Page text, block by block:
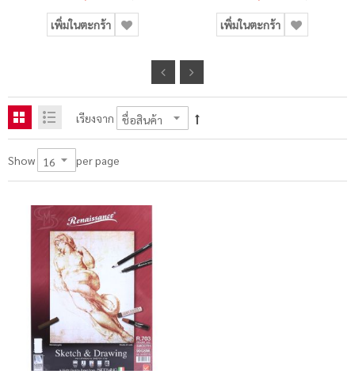
เพิ่มในตะกร้า เพิ่มในตะกร้า
เรียงจาก
Show per page